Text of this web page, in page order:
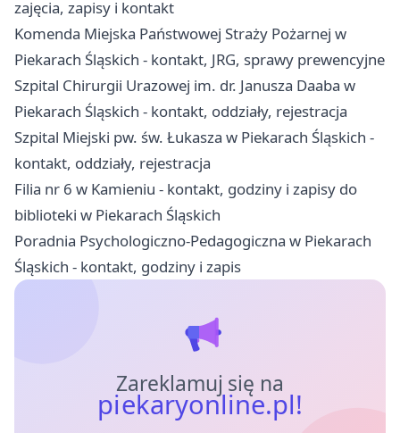
zajęcia, zapisy i kontakt
Komenda Miejska Państwowej Straży Pożarnej w
Piekarach Śląskich - kontakt, JRG, sprawy prewencyjne
Szpital Chirurgii Urazowej im. dr. Janusza Daaba w
Piekarach Śląskich - kontakt, oddziały, rejestracja
Szpital Miejski pw. św. Łukasza w Piekarach Śląskich -
kontakt, oddziały, rejestracja
Filia nr 6 w Kamieniu - kontakt, godziny i zapisy do
biblioteki w Piekarach Śląskich
Poradnia Psychologiczno-Pedagogiczna w Piekarach
Śląskich - kontakt, godziny i zapis
Zareklamuj się na
piekaryonline.pl!